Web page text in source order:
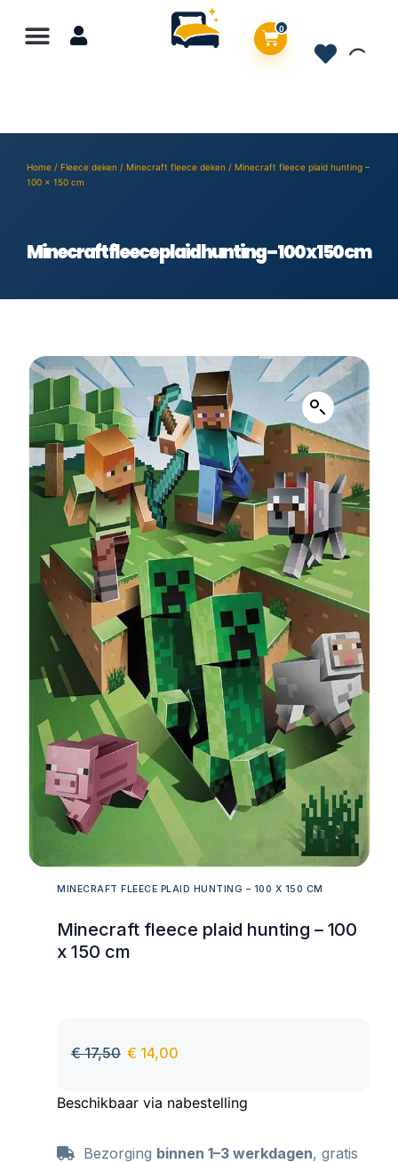
0
Home / Fleece deken / Minecraft fleece deken / Minecraft fleece plaid hunting –
100 x 150 cm
Minecraft fleece plaid hunting – 100 x 150 cm
MINECRAFT FLEECE PLAID HUNTING – 100 X 150 CM
Minecraft fleece plaid hunting – 100
x 150 cm
€17,50 € 14,00
Beschikbaar via nabestelling
Bezorging binnen 1–3 werkdagen, gratis